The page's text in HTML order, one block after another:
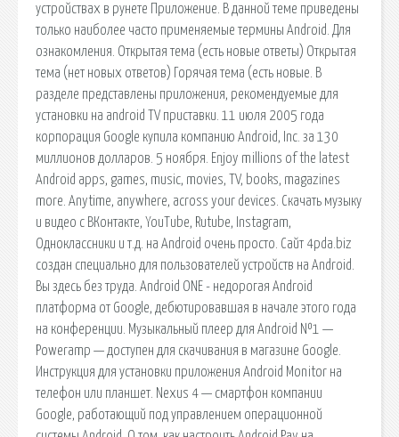
устройствах в рунете Приложение. В данной теме приведены
только наиболее часто применяемые термины Android. Для
ознакомления. Открытая тема (есть новые ответы) Открытая
тема (нет новых ответов) Горячая тема (есть новые. В
разделе представлены приложения, рекомендуемые для
установки на android TV приставки. 11 июля 2005 года
корпорация Google купила компанию Android, Inc. за 130
миллионов долларов. 5 ноября. Enjoy millions of the latest
Android apps, games, music, movies, TV, books, magazines
more. Anytime, anywhere, across your devices. Скачать музыку
и видео с ВКонтакте, YouTube, Rutube, Instagram,
Одноклассники и т.д. на Android очень просто. Сайт 4pda.biz
создан специально для пользователей устройств на Android.
Вы здесь без труда. Android ONE - недорогая Android
платформа от Google, дебютировавшая в начале этого года
на конференции. Музыкальный плеер для Android №1 —
Poweramp — доступен для скачивания в магазине Google.
Инструкция для установки приложения Android Monitor на
телефон или планшет. Nexus 4 — смартфон компании
Google, работающий под управлением операционной